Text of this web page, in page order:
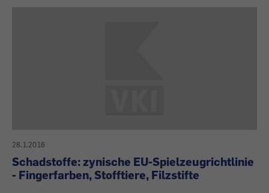
28.1.2016
Schadstoffe: zynische EU-Spielzeugrichtlinie
- Fingerfarben, Stofftiere, Filzstifte